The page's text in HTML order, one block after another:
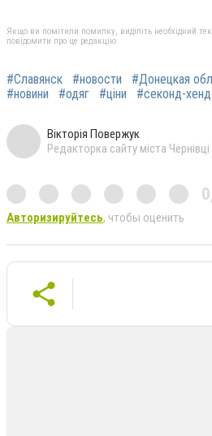
Якщо ви помітили помилку, виділіть необхідний
повідомити про це редакцію
#Славянск #новости #Донецкая
#новини
#одяг #ціни #секонд-хенд
Вікторія Повержук
Редакторка сайту міста
Авторизируйтесь, чтобы оценить